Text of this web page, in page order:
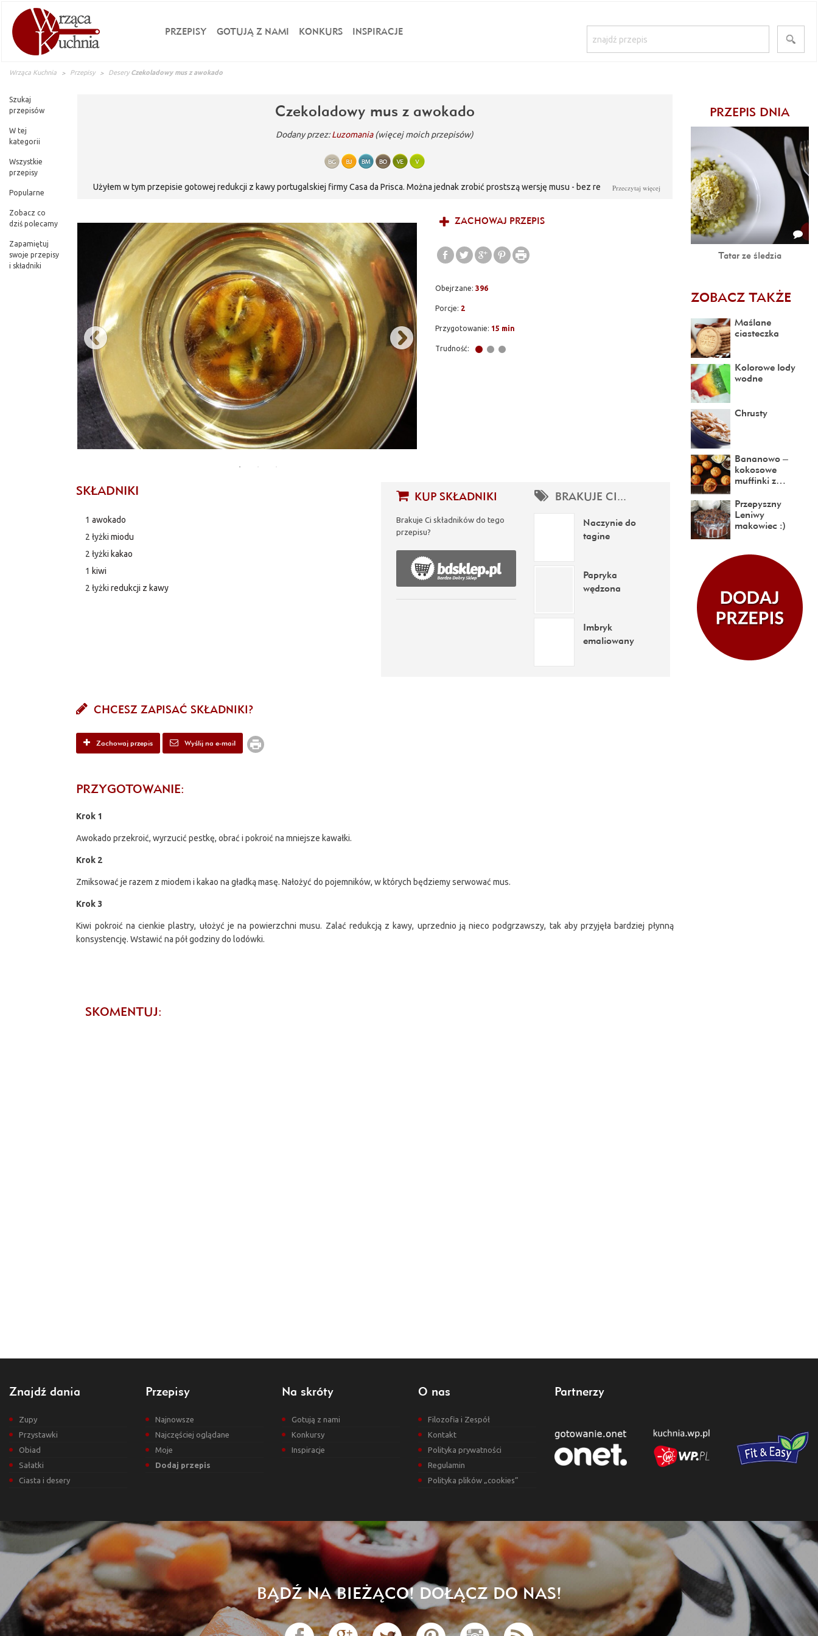
PRZEPISY GOTUJĄ Z NAMI KONKURS INSPIRACJE
Wrząca Kuchnia Przepisy Desery Czekoladowy mus z awokado
Szukaj
przepisów
W tej
kategorii
Wszystkie
przepisy
Popularne
Zobacz co
dziś polecamy
Zapamiętuj
swoje przepisy
i składniki
Czekoladowy mus z awokado
Dodany przez:Luzomania (więcej moich przepisów)
Użyłem w tym przepisie gotowej redukcji z kawy portugalskiej firmy Casa da Prisca. Można jednak zrobić prostszą wersję musu - bez redukcji. Zamiast
Przeczytaj więcej
ZACHOWAJ PRZEPIS
Obejrzane: 396
Porcje: 2
Przygotowanie: 15 min
Trudność:
SKŁADNIKI
1awokado
2 łyżki miodu
2 łyżki kakao
1 kiwi
2 łyżki redukcji z kawy
KUP SKŁADNIKI
Brakuje Ci składników do tego
przepisu?
BRAKUJE CI...
Naczynie do
tagine
Papryka
wędzona
Imbryk
emaliowany
CHCESZ ZAPISAĆ SKŁADNIKI?
Zachowaj przepis Wyślij na e-mail
PRZYGOTOWANIE:
Krok 1
Awokado przekroić, wyrzucić pestkę, obrać i pokroić na mniejsze kawałki.
Krok 2
Zmiksować je razem z miodem i kakao na gładką masę. Nałożyć do pojemników, w których będziemy serwować mus.
Krok 3
Kiwi pokroić na cienkie plastry, ułożyć je na powierzchni musu. Zalać redukcją z kawy, uprzednio ją nieco podgrzawszy, tak aby przyjęła bardziej płynną
konsystencję. Wstawić na pół godziny do lodówki.
SKOMENTUJ:
PRZEPIS DNIA
Tatar ze śledzia
ZOBACZ TAKŻE
Maślane
ciasteczka
Kolorowe lody
wodne
Chrusty
Bananowo –
kokosowe
muffinki z…
Przepyszny
Leniwy
makowiec :)
Znajdź dania
Zupy
Przystawki
Obiad
Sałatki
Ciasta i desery
Przepisy
Najnowsze
Najczęściej oglądane
Moje
Dodaj przepis
Na skróty
Gotują z nami
Konkursy
Inspiracje
O nas
Filozofia i Zespół
Kontakt
Polityka prywatności
Regulamin
Polityka plików „cookies”
Partnerzy
BĄDŹ NA BIEŻĄCO! DOŁĄCZ DO NAS!